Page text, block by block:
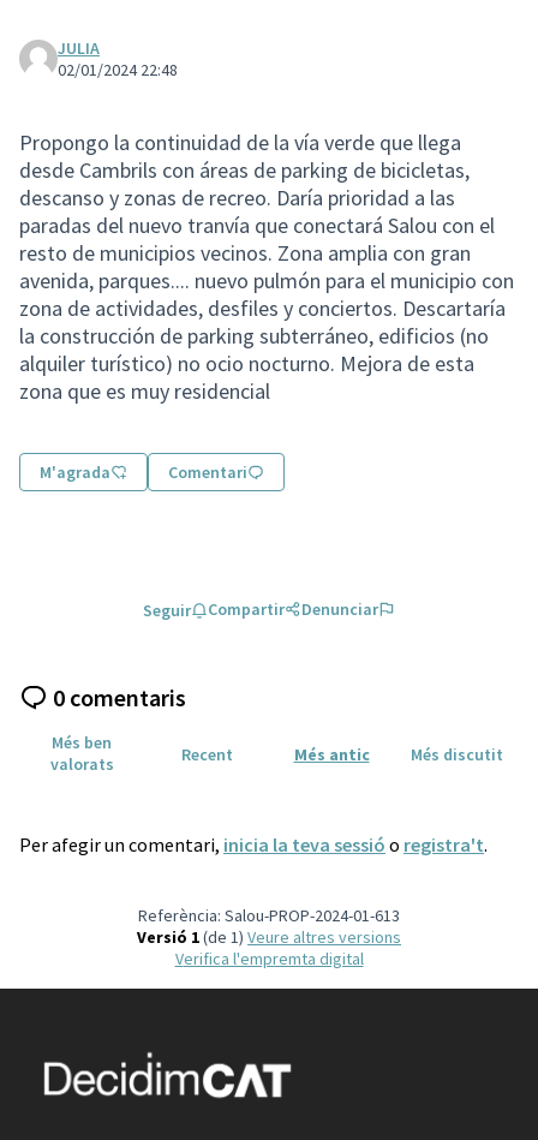
JULIA
02/01/2024 22:48
Propongo la continuidad de la vía verde que llega
desde Cambrils con áreas de parking de bicicletas,
descanso y zonas de recreo. Daría prioridad a las
paradas del nuevo tranvía que conectará Salou con el
resto de municipios vecinos. Zona amplia con gran
avenida, parques.... nuevo pulmón para el municipio con
zona de actividades, desfiles y conciertos. Descartaría
la construcción de parking subterráneo, edificios (no
alquiler turístico) no ocio nocturno. Mejora de esta
zona que es muy residencial
M'agrada Comentari
Seguir Compartir Denunciar
0 comentaris
Més ben
valorats
Recent Més antic Més discutit
Per afegir un comentari, inicia la teva sessió o registra't.
Referència: Salou-PROP-2024-01-613
Versió 1(de 1)
veure altres versions
Verifica l'empremta digital